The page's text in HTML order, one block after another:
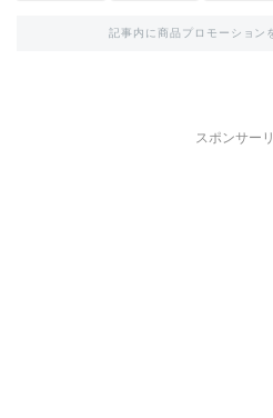
記事内に商品プロモーション
スポンサー